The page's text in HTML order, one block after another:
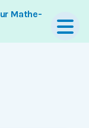
Mathe-